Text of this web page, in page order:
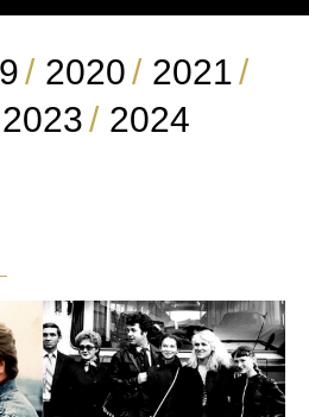
/ 2020/ 2021/
2023/ 2024